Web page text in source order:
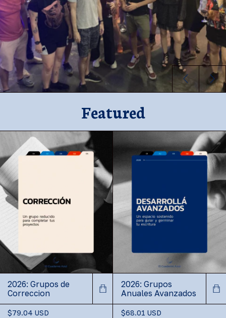
Featured
2026: Grupos de
Correccion
$79.04 USD
2026: Grupos
Anuales Avanzados
$68.01 USD